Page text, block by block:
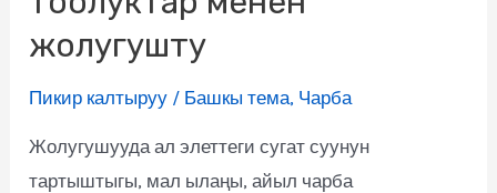
жолугушту
Пикир калтыруу / Башкы тема, Чарба
Жолугушууда ал элеттеги сугат суунун
тартыштыгы, мал ылаңы, айыл чарба